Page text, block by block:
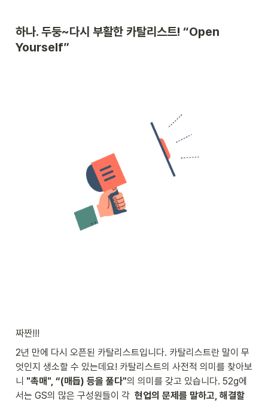
하나. 두둥~다시 부활한 카탈리스트! “Open
Yourself”
짜짠!!!
2년 만에 다시 오픈된 카탈리스트입니다. 카탈리스트란 말이 무
엇인지 생소할 수 있는데요! 카탈리스트의 사전적 의미를 찾아보
니 "촉매", “(매듭) 등을 풀다"의 의미를 갖고 있습니다. 52g에
서는 GS의 많은 구성원들이 각 현업의 문제를 말하고, 해결할